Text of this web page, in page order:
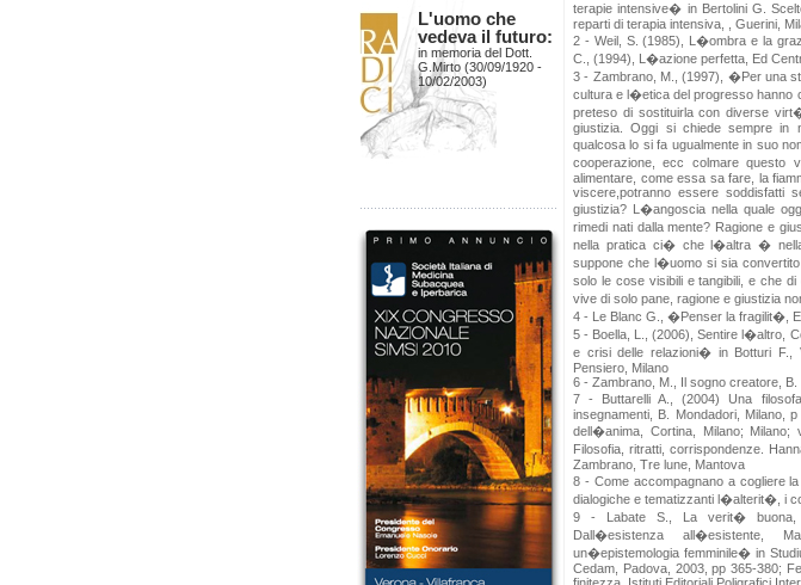
L'uomo che
vedeva il futuro:
in memoria del Dott.
G.Mirto (30/09/1920 -
10/02/2003)
terapie intensive� in Bertolini G.
reparti di terapia intensiva, , Guerini,
2 - Weil, S. (1985), L�ombra e la
C., (1994), L�azione perfetta, Ed
3 - Zambrano, M., (1997), �Per una
cultura e l�etica del progresso
preteso di sostituirla con diverse
giustizia. Oggi si chiede sempre in
qualcosa lo si fa ugualmente in suo
cooperazione, ecc colmare questo
alimentare, come essa sa fare, la
viscere,potranno essere soddisfatti
giustizia? L�angoscia nella quale
rimedi nati dalla mente? Ragione e
nella pratica ci� che l�altra �
suppone che l�uomo si sia
solo le cose visibili e tangibili, e che
vive di solo pane, ragione e giustizia
4 - Le Blanc G., �Penser la fragilit�,
5 - Boella, L., (2006), Sentire l�altro,
e crisi delle relazioni� in Botturi F.,
Pensiero, Milano
6 - Zambrano, M., Il sogno creatore, B.
7 - Buttarelli A., (2004) Una
insegnamenti, B. Mondadori, Milano,
dell�anima, Cortina, Milano;
Filosofia, ritratti, corrispondenze.
Zambrano, Tre lune, Mantova
8 - Come accompagnano a cogliere
dialogiche e tematizzanti l�alterit�, i
9 - Labate S., La verit�
Dall�esistenza all�esistente,
un�epistemologia femminile� in
Cedam, Padova, 2003, pp 365-380;